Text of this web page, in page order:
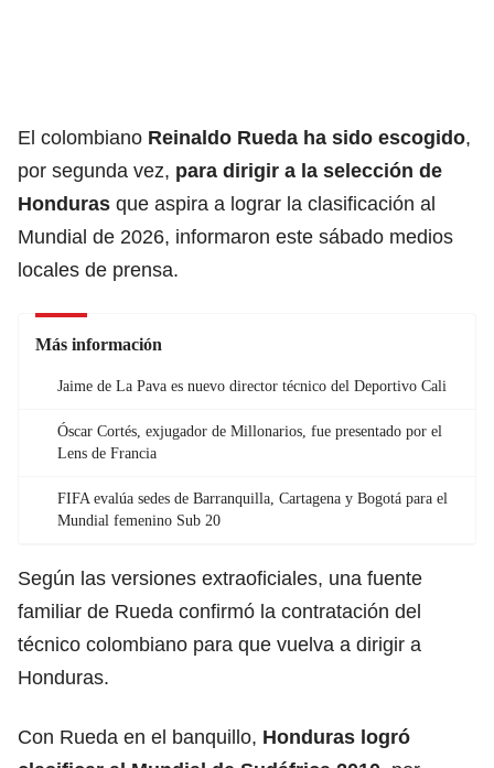
El colombiano Reinaldo Rueda ha sido escogido,
por segunda vez, para dirigir a la selección de
Honduras que aspira a lograr la clasificación al
Mundial de 2026, informaron este sábado medios
locales de prensa.
Más información
Jaime de La Pava es nuevo director técnico del Deportivo Cali
Óscar Cortés, exjugador de Millonarios, fue presentado por el
Lens de Francia
FIFA evalúa sedes de Barranquilla, Cartagena y Bogotá para el
Mundial femenino Sub 20
Según las versiones extraoficiales, una fuente
familiar de Rueda confirmó la contratación del
técnico colombiano para que vuelva a dirigir a
Honduras.
Con Rueda en el banquillo, Honduras logró